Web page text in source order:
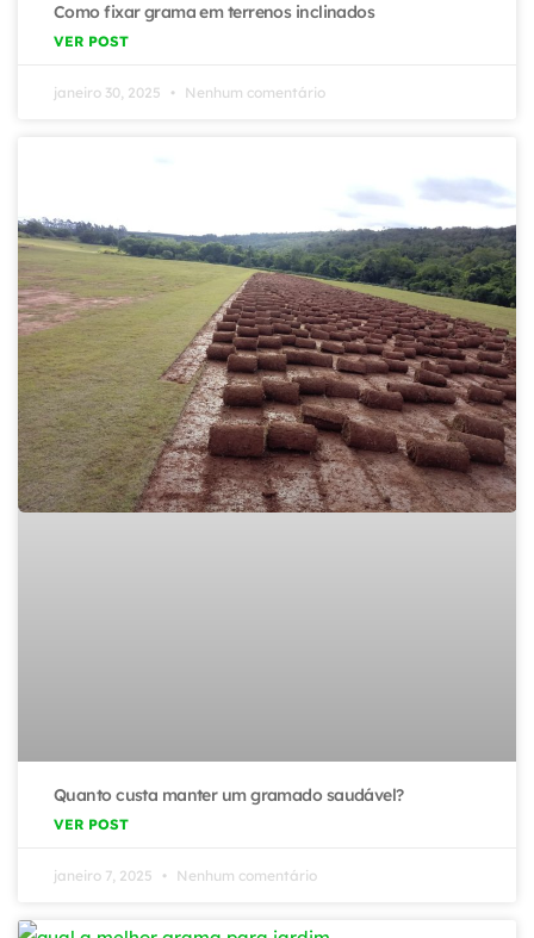
Como fixar grama em terrenos inclinados
VER POST
janeiro 30, 2025 Nenhum comentário
Quanto custa manter um gramado saudável?
VER POST
janeiro 7, 2025 Nenhum comentário